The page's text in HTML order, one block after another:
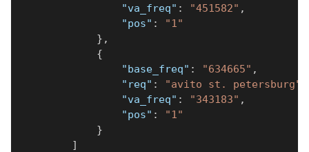
"va_freq" : "451582" ,
"pos" :
"1"
} ,
{
"base_freq" : "634665" ,
"req" : "avito st. petersburg"
"va_freq" : "343183" ,
"pos" :
"1"
}
]